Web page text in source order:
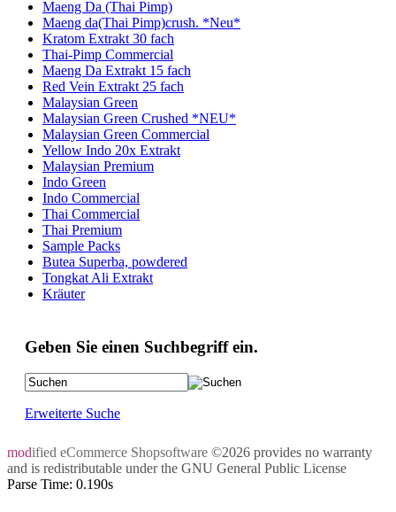
Maeng Da (Thai Pimp)
Maeng da(Thai Pimp)crush. *Neu*
Kratom Extrakt 30 fach
Thai-Pimp Commercial
Maeng Da Extrakt 15 fach
Red Vein Extrakt 25 fach
Malaysian Green
Malaysian Green Crushed *NEU*
Malaysian Green Commercial
Yellow Indo 20x Extrakt
Malaysian Premium
Indo Green
Indo Commercial
Thai Commercial
Thai Premium
Sample Packs
Butea Superba, powdered
Tongkat Ali Extrakt
Kräuter
Geben Sie einen Suchbegriff ein.
Erweiterte Suche
modified eCommerce Shopsoftware ©2026 provides no warranty
and is redistributable under the GNU General Public License
Parse Time: 0.190s